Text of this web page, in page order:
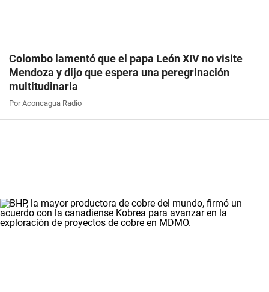
Colombo lamentó que el papa León XIV no visite
Mendoza y dijo que espera una peregrinación
multitudinaria
Por Aconcagua Radio